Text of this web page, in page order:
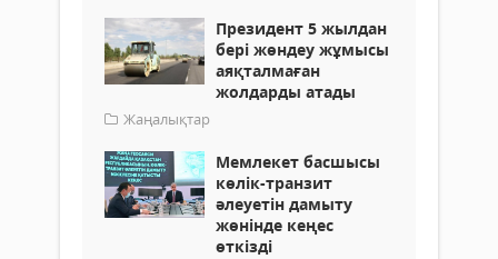
Президент 5 жылдан
бері жөндеу жұмысы
аяқталмаған
жолдарды атады
Жаңалықтар
Мемлекет басшысы
көлік-транзит
әлеуетін дамыту
жөнінде кеңес
өткізді